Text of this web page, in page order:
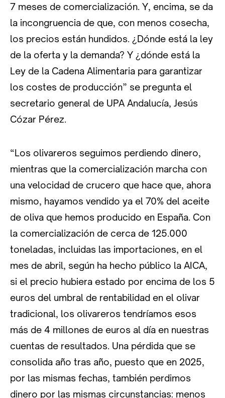
7 meses de comercialización. Y, encima, se da
la incongruencia de que, con menos cosecha,
los precios están hundidos. ¿Dónde está la ley
de la oferta y la demanda? Y ¿dónde está la
Ley de la Cadena Alimentaria para garantizar
los costes de producción” se pregunta el
secretario general de UPA Andalucía, Jesús
Cózar Pérez.
“Los olivareros seguimos perdiendo dinero,
mientras que la comercialización marcha con
una velocidad de crucero que hace que, ahora
mismo, hayamos vendido ya el 70% del aceite
de oliva que hemos producido en España. Con
la comercialización de cerca de 125.000
toneladas, incluidas las importaciones, en el
mes de abril, según ha hecho público la AICA,
si el precio hubiera estado por encima de los 5
euros del umbral de rentabilidad en el olivar
tradicional, los olivareros tendríamos esos
más de 4 millones de euros al día en nuestras
cuentas de resultados. Una pérdida que se
consolida año tras año, puesto que en 2025,
por las mismas fechas, también perdimos
dinero por las mismas circunstancias: menos